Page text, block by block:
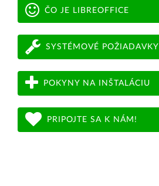
ČO JE LIBREOFFICE
SYSTÉMOVÉ POŽIADAVKY
POKYNY NA INŠTALÁCIU
PRIPOJTE SA K NÁM!